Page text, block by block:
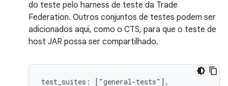
do teste pelo harness de teste da Trade
Federation. Outros conjuntos de testes podem ser
adicionados aqui, como o CTS, para que o teste de
host JAR possa ser compartilhado.